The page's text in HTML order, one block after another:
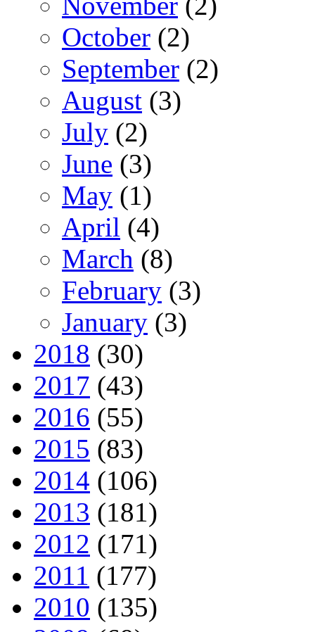
October (2)
September (2)
August (3)
July (2)
June (3)
May (1)
April (4)
March (8)
February (3)
January (3)
2018 (30)
2017 (43)
2016 (55)
2015 (83)
2014 (106)
2013 (181)
2012 (171)
2011 (177)
2010 (135)